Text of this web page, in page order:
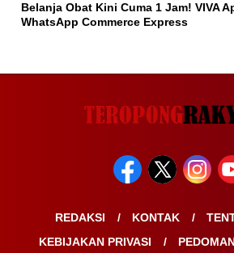
Belanja Obat Kini Cuma 1 Jam! VIVA
WhatsApp Commerce Express
REDAKSI KONTAK
KEBIJAKAN PRIVASI